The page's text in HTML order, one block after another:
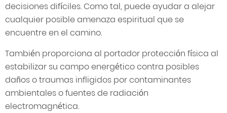
decisiones difíciles. Como tal, puede ayudar a alejar
cualquier posible amenaza espiritual que se
encuentre en el camino.
También proporciona al portador protección física al
estabilizar su campo energético contra posibles
daños o traumas infligidos por contaminantes
ambientales o fuentes de radiación
electromagnética.